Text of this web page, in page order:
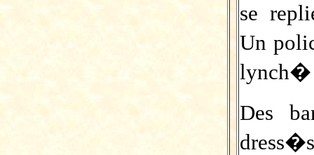
se
Un
lynch�
Des